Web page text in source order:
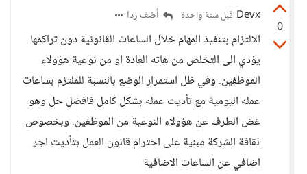
0
Devx قبل سنة واحدة أضف ردا
الالتزام بتنفيذ المهام خلال الساعات القانونية دون تراكمها
يؤدي الى التخلص من هاته العادة او من نوعية هؤولاء
الموظفين. وفي ظل استمرار الوضع بالنسبة للملتزم بساعات
عمله اليومية مع تأديت عمله بشكل كامل فافضل حل وهو
غض الطرف عن هؤولاء النوعية من الموظفين. وبخصوص
ثقافة الشركة مبنية على احترام قانون العمل بتأديت اجر
اضافي عن الساعات الاضافية